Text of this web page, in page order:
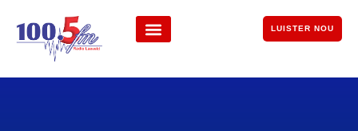
LUISTER NOU